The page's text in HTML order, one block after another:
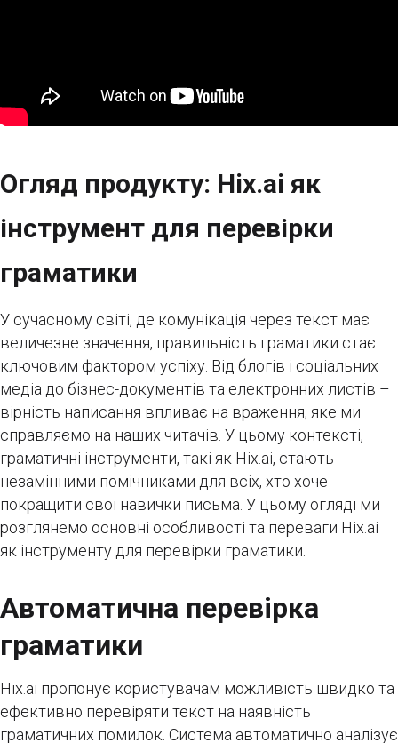
Огляд продукту: Hix.ai як
інструмент для перевірки
граматики
У сучасному світі, де комунікація через текст має
величезне значення, правильність граматики стає
ключовим фактором успіху. Від блогів і соціальних
медіа до бізнес-документів та електронних листів –
вірність написання впливає на враження, яке ми
справляємо на наших читачів. У цьому контексті,
граматичні інструменти, такі як Hix.ai, стають
незамінними помічниками для всіх, хто хоче
покращити свої навички письма. У цьому огляді ми
розглянемо основні особливості та переваги Hix.ai
як інструменту для перевірки граматики.
Автоматична перевірка
граматики
Hix.ai пропонує користувачам можливість швидко та
ефективно перевіряти текст на наявність
граматичних помилок. Система автоматично аналізує